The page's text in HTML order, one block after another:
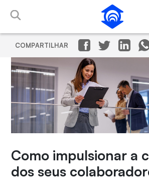
Pular para o Conteúdo principal
COMPARTILHAR
Como impulsionar a
dos seus